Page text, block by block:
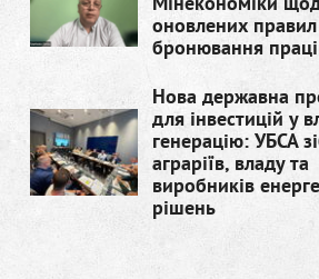
оновлених правил
бронювання
Нова державна
для інвестицій у
генерацію: УБСА
аграріїв, владу та
виробників
рішень